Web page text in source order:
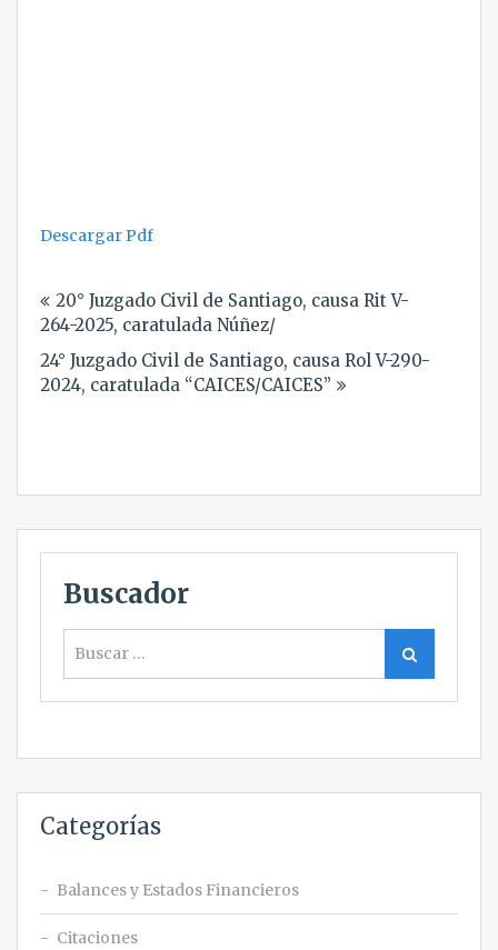
Descargar Pdf
de
entradas
20° Juzgado Civil de Santiago, causa Rit V-
264-2025, caratulada Núñez/
24° Juzgado Civil de Santiago, causa Rol V-290-
2024, caratulada “CAICES/CAICES”
Buscador
Buscar
Categorías
Balances y Estados Financieros
Citaciones